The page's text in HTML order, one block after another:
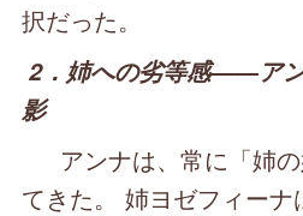
択だった。
2．姉への劣等感――ア
影
アンナは、常に「姉の
てきた。 姉ヨゼフィー